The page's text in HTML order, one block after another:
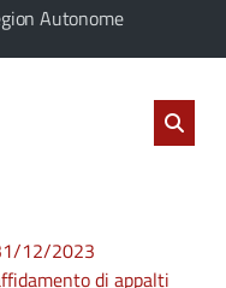
appartiene a:
Autonome
salta
12/2023
di appalti